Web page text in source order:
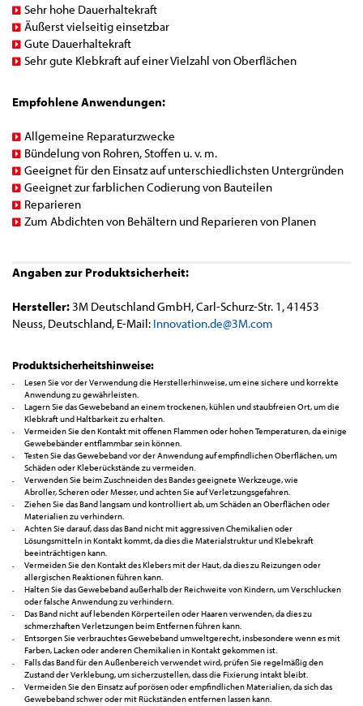
Sehr hohe Dauerhaltekraft
Äußerst vielseitig einsetzbar
Gute Dauerhaltekraft
Sehr gute Klebkraft auf einer Vielzahl von Oberflächen
Empfohlene Anwendungen:
Allgemeine Reparaturzwecke
Bündelung von Rohren, Stoffen u. v. m.
Geeignet für den Einsatz auf unterschiedlichsten Untergründen
Geeignet zur farblichen Codierung von Bauteilen
Reparieren
Zum Abdichten von Behältern und Reparieren von Planen
Angaben zur Produktsicherheit:
Hersteller:3M Deutschland GmbH, Carl-Schurz-Str. 1, 41453
Neuss, Deutschland, E-Mail: Innovation.de@3M.com
Produktsicherheitshinweise:
Lesen Sie vor der Verwendung die Herstellerhinweise, um eine sichere und korrekte
Anwendung zu gewährleisten.
Lagern Sie das Gewebeband an einem trockenen, kühlen und staubfreien Ort, um die
Klebkraft und Haltbarkeit zu erhalten.
Vermeiden Sie den Kontakt mit offenen Flammen oder hohen Temperaturen, da einige
Gewebebänder entflammbar sein können.
Testen Sie das Gewebeband vor der Anwendung auf empfindlichen Oberflächen, um
Schäden oder Kleberückstände zu vermeiden.
Verwenden Sie beim Zuschneiden des Bandes geeignete Werkzeuge, wie
Abroller, Scheren oder Messer, und achten Sie auf Verletzungsgefahren.
Ziehen Sie das Band langsam und kontrolliert ab, um Schäden an Oberflächen oder
Materialien zu verhindern.
Achten Sie darauf, dass das Band nicht mit aggressiven Chemikalien oder
Lösungsmitteln in Kontakt kommt, da dies die Materialstruktur und Klebekraft
beeinträchtigen kann.
Vermeiden Sie den Kontakt des Klebers mit der Haut, da dies zu Reizungen oder
allergischen Reaktionen führen kann.
Halten Sie das Gewebeband außerhalb der Reichweite von Kindern, um Verschlucken
oder falsche Anwendung zu verhindern.
Das Band nicht auf lebenden Körperteilen oder Haaren verwenden, da dies zu
schmerzhaften Verletzungen beim Entfernen führen kann.
Entsorgen Sie verbrauchtes Gewebeband umweltgerecht, insbesondere wenn es mit
Farben, Lacken oder anderen Chemikalien in Kontakt gekommen ist.
Falls das Band für den Außenbereich verwendet wird, prüfen Sie regelmäßig den
Zustand der Verklebung, um sicherzustellen, dass die Fixierung intakt bleibt.
Vermeiden Sie den Einsatz auf porösen oder empfindlichen Materialien, da sich das
Gewebeband schwer oder mit Rückständen entfernen lassen kann.